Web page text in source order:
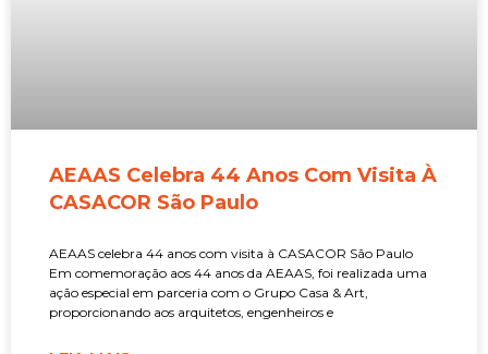
AEAAS Celebra 44 Anos Com Visita À
CASACOR São Paulo
AEAAS celebra 44 anos com visita à CASACOR São Paulo
Em comemoração aos 44 anos da AEAAS, foi realizada uma
ação especial em parceria com o Grupo Casa & Art,
proporcionando aos arquitetos, engenheiros e